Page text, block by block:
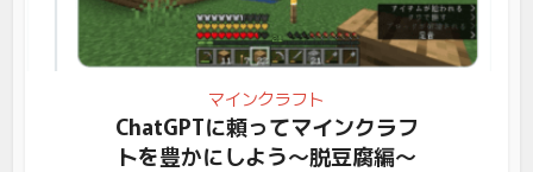
マインクラフト
ChatGPTに頼ってマインクラフ
トを豊かにしよう～脱豆腐編～